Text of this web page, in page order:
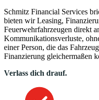
Schmitz Financial Services
bieten wir Leasing,
Feuerwehrfahrzeugen direkt
Kommunikationsverluste,
einer Person, die das
Finanzierung gleichermaßen
Verlass dich drauf.